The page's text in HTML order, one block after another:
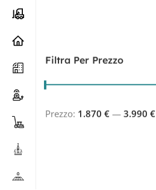
Filtra Per Prezzo
Prezzo: 1.870 € — 3.990 €